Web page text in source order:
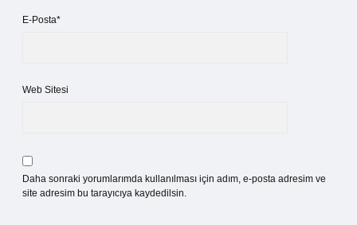
E-Posta*
Web Sitesi
Daha sonraki yorumlarımda kullanılması için adım, e-posta adresim ve
site adresim bu tarayıcıya kaydedilsin.